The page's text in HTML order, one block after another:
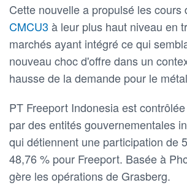
Cette nouvelle a propulsé les cours
CMCU3 à leur plus haut niveau en
marchés ayant intégré ce qui
nouveau choc d'offre dans un
hausse de la demande pour le
PT Freeport Indonesia est
par des entités gouvernementales
qui détiennent une participation de
48,76 % pour Freeport. Basée à
gère les opérations de Grasberg.